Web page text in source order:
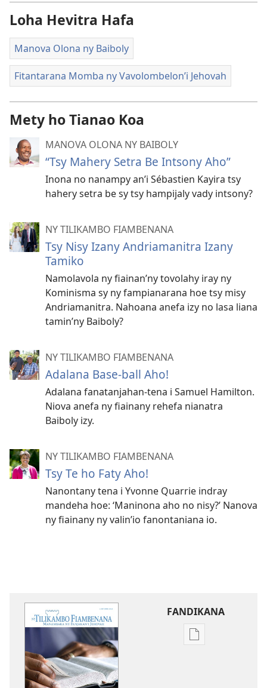
Loha Hevitra Hafa
Manova Olona ny Baiboly
Fitantarana Momba ny Vavolombelon’i Jehovah
Mety ho Tianao Koa
MANOVA OLONA NY BAIBOLY
“Tsy Mahery Setra Be Intsony Aho”
Inona no nanampy an’i Sébastien Kayira tsy
hahery setra be sy tsy hampijaly vady intsony?
NY TILIKAMBO FIAMBENANA
Tsy Nisy Izany Andriamanitra Izany
Tamiko
Namolavola ny fiainan’ny tovolahy iray ny
Kominisma sy ny fampianarana hoe tsy misy
Andriamanitra. Nahoana anefa izy no lasa liana
tamin’ny Baiboly?
NY TILIKAMBO FIAMBENANA
Adalana Base-ball Aho!
Adalana fanatanjahan-tena i Samuel Hamilton.
Niova anefa ny fiainany rehefa nianatra
Baiboly izy.
NY TILIKAMBO FIAMBENANA
Tsy Te ho Faty Aho!
Nanontany tena i Yvonne Quarrie indray
mandeha hoe: ‘Maninona aho no nisy?’ Nanova
ny fiainany ny valin’​io fanontaniana io.
FANDIKANA
Fandikana